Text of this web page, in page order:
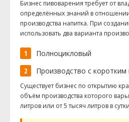
Бизнес пивоварения требует от
определённых знаний в
производства напитка. При
использовать два варианта
Полноцикловый
Производство с коротким
Существует бизнес по открытию
объём производства которого
литров или от 5 тысяч литров в